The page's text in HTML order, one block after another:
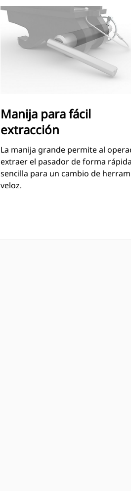
Manija para fácil
extracción
La manija grande permite al
extraer el pasador de forma
sencilla para un cambio de
veloz.